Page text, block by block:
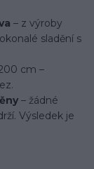
– z výroby
sladění s
cm –
– žádné
Výsledek je